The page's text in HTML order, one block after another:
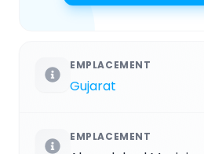
EMPLACEMENT
Gujarat
EMPLACEMENT